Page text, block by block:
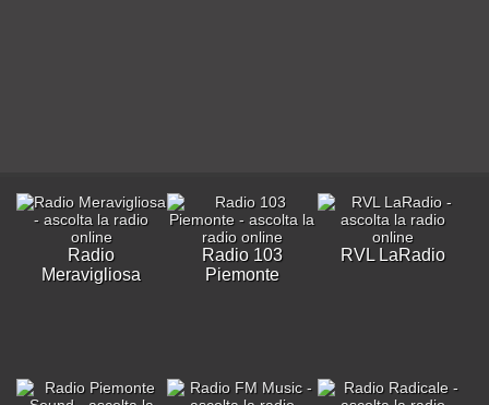
Radio
Meravigliosa
Radio 103
Piemonte
RVL LaRadio